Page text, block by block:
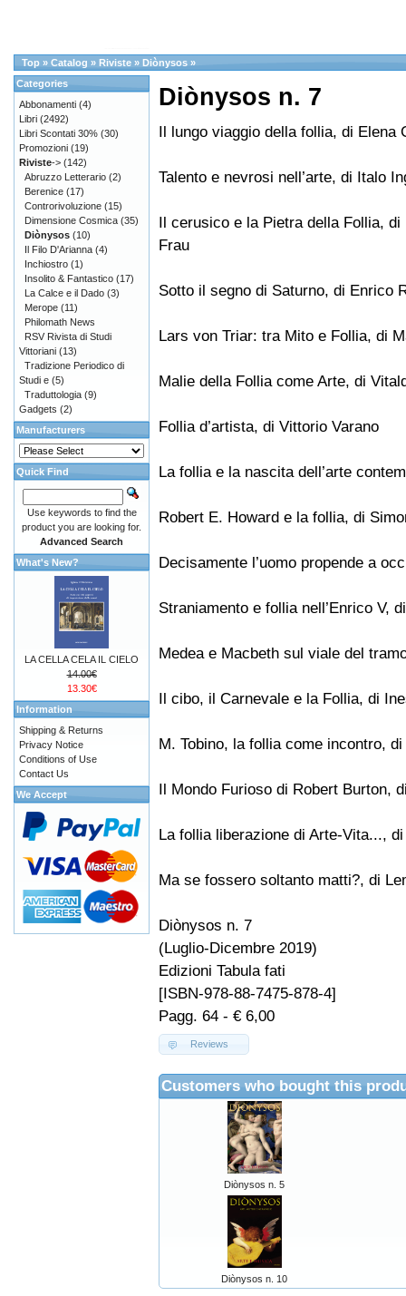
Top » Catalog » Riviste » Diònysos »
Diònysos n. 7
Il lungo viaggio della follia, di Elena
Talento e nevrosi nell’arte, di Italo
Il cerusico e la Pietra della Follia, di
Frau
Sotto il segno di Saturno, di Enrico
Lars von Triar: tra Mito e Follia, di
Malie della Follia come Arte, di
Follia d’artista, di Vittorio Varano
La follia e la nascita dell’arte
Robert E. Howard e la follia, di
Decisamente l’uomo propende a
Straniamento e follia nell’Enrico V,
Medea e Macbeth sul viale del
Il cibo, il Carnevale e la Follia, di
M. Tobino, la follia come incontro,
Il Mondo Furioso di Robert Burton,
La follia liberazione di Arte-Vita...,
Ma se fossero soltanto matti?, di
Diònysos n. 7
(Luglio-Dicembre 2019)
Edizioni Tabula fati
[ISBN-978-88-7475-878-4]
Pagg. 64 - € 6,00
Reviews
Customers who bought this
Diònysos n. 5
Diònysos n. 10
Categories
Abbonamenti (4)
Libri (2492)
Libri Scontati 30% (30)
Promozioni (19)
Riviste-> (142)
Abruzzo Letterario (2)
Berenice (17)
Controrivoluzione (15)
Dimensione Cosmica (35)
Diònysos (10)
Il Filo D'Arianna (4)
Inchiostro (1)
Insolito & Fantastico (17)
La Calce e il Dado (3)
Merope (11)
Philomath News
RSV Rivista di Studi
Vittoriani (13)
Tradizione Periodico di
Studi e (5)
Traduttologia (9)
Gadgets (2)
Manufacturers
Quick Find
Use keywords to find the
product you are looking for.
Advanced Search
What's New?
LA CELLA CELA IL CIELO
14.00€
13.30€
Information
Shipping & Returns
Privacy Notice
Conditions of Use
Contact Us
We Accept